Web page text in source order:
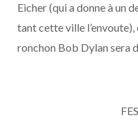
Eicher (qui a donne à un
tant cette ville
ronchon Bob Dylan sera